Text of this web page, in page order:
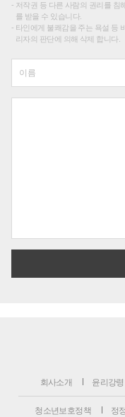
저작권 등 다른 사람의 권리를 침
를 받을 수 있습니다.
타인에게 불쾌감을 주는 욕설 등
리자의 판단에 의해 삭제 합니다.
회사소개 윤리강령
청소년보호정책 정